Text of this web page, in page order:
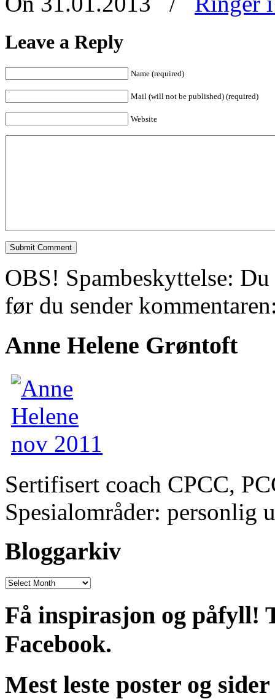
Leave a Reply
Name (required)
Mail (will not be published) (required)
Website
OBS! Spambeskyttelse:
før du sender
Anne Helene Grøntoft
Sertifisert coach CPCC,
Spesialområder:
Bloggarkiv
Bloggarkiv
Få inspirasjon og påfyll!
Facebook.
Mest leste poster og sider